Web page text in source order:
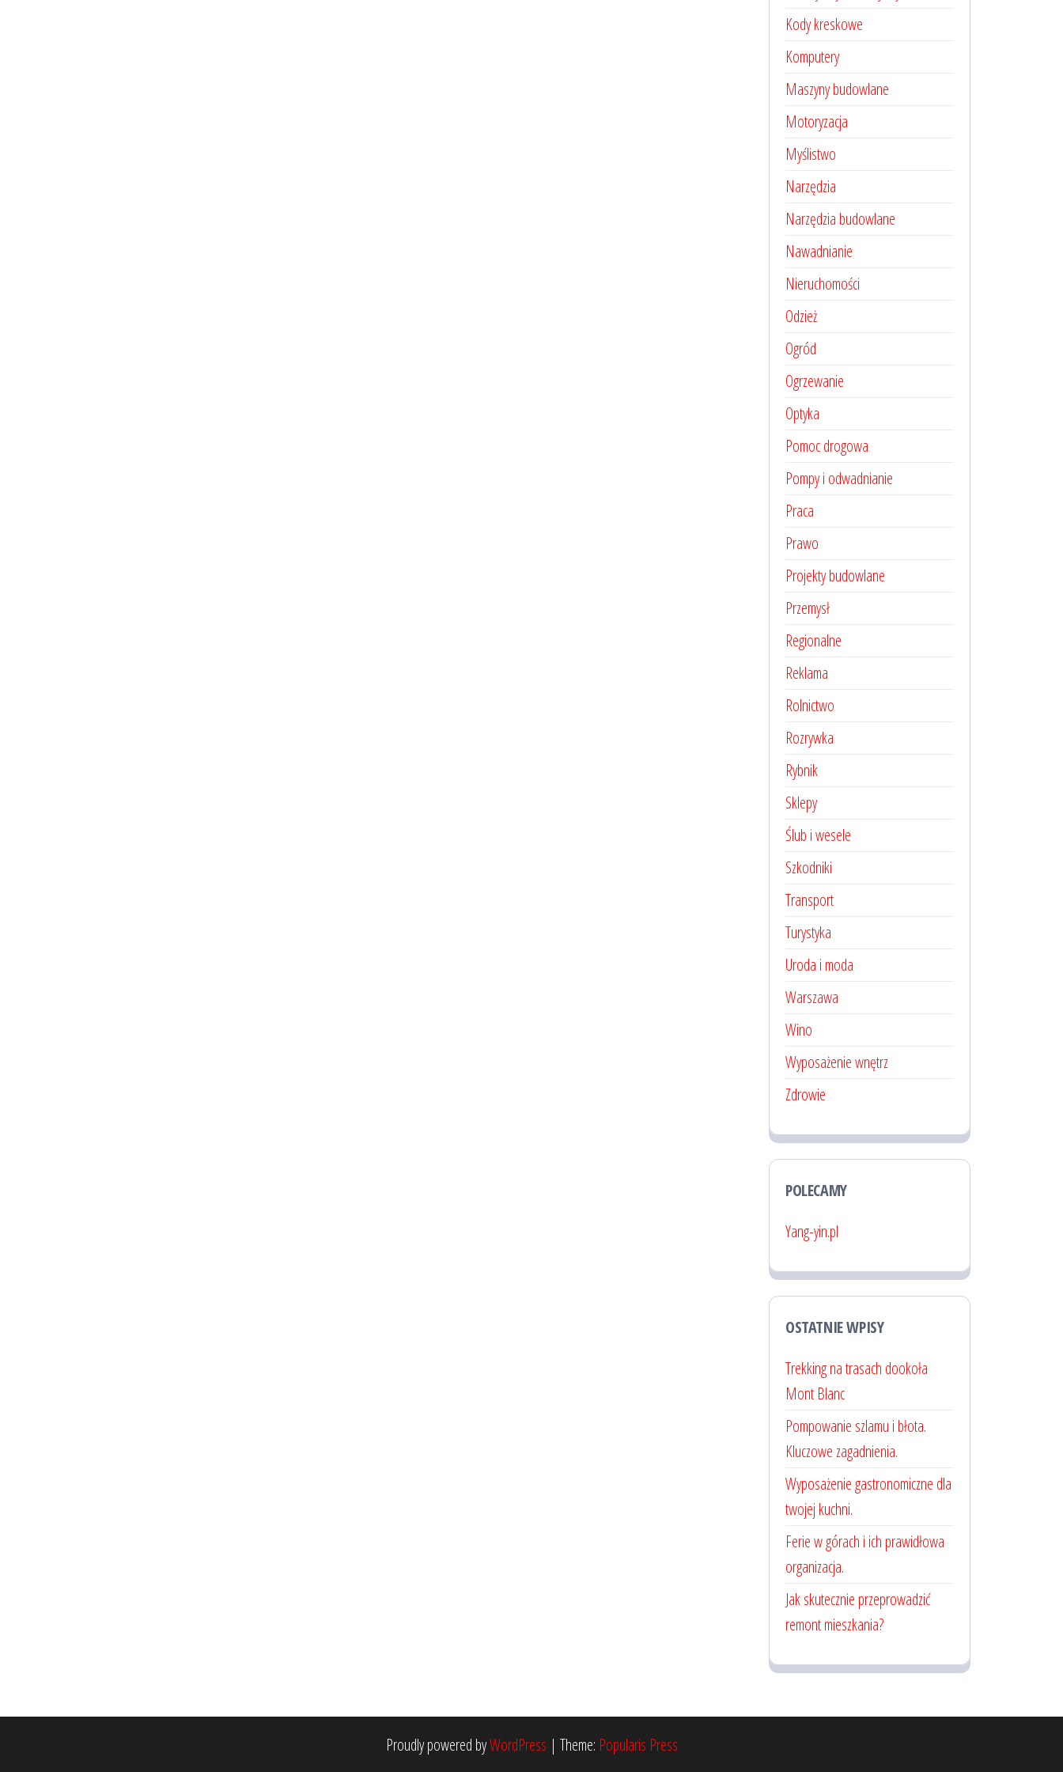
Kody kreskowe
Komputery
Maszyny budowlane
Motoryzacja
Myślistwo
Narzędzia
Narzędzia budowlane
Nawadnianie
Nieruchomości
Odzież
Ogród
Ogrzewanie
Optyka
Pomoc drogowa
Pompy i odwadnianie
Praca
Prawo
Projekty budowlane
Przemysł
Regionalne
Reklama
Rolnictwo
Rozrywka
Rybnik
Sklepy
Ślub i wesele
Szkodniki
Transport
Turystyka
Uroda i moda
Warszawa
Wino
Wyposażenie wnętrz
Zdrowie
POLECAMY
Yang-yin.pl
OSTATNIE WPISY
Trekking na trasach dookoła
Mont Blanc
Pompowanie szlamu i błota.
Kluczowe zagadnienia.
Wyposażenie gastronomiczne dla
twojej kuchni.
Ferie w górach i ich prawidłowa
organizacja.
Jak skutecznie przeprowadzić
remont mieszkania?
Proudly powered byWordPress | Theme: Popularis Press